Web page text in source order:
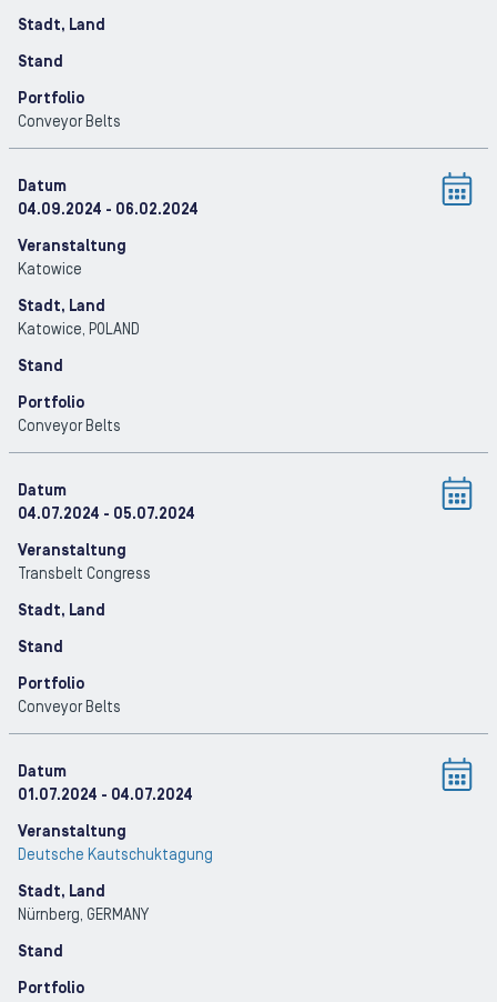
Stadt, Land
Stand
Portfolio
Conveyor Belts
Datum
04.09.2024 - 06.02.2024
Veranstaltung
Katowice
Stadt, Land
Katowice, POLAND
Stand
Portfolio
Conveyor Belts
Datum
04.07.2024 - 05.07.2024
Veranstaltung
Transbelt Congress
Stadt, Land
Stand
Portfolio
Conveyor Belts
Datum
01.07.2024 - 04.07.2024
Veranstaltung
Deutsche Kautschuktagung
Stadt, Land
Nürnberg, GERMANY
Stand
Portfolio